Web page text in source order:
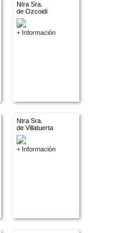
Ntra Sra.
de Ozcoidi
+ Información
Ntra Sra.
de Villatuerta
+ Información